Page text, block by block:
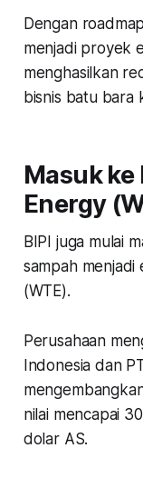
Dengan
menjadi proyek
menghasilkan
bisnis batu bara
Masuk
Energy
BIPI juga mulai
sampah
(WTE).
Perusahaan
Indonesia dan
nilai mencapai
dolar AS.